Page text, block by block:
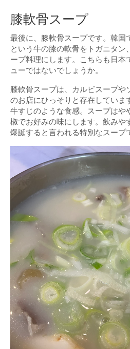
膝軟骨スープ
最後に、膝軟骨スープです。韓国
という牛の膝の軟骨をトガニタン
ープ料理にします。こちらも日本
ューではないでしょうか。
膝軟骨スープは、カルビスープや
のお店にひっそりと存在していま
牛すじのような食感。スープはや
椒でお好みの味にします。飲みや
爆誕すると言われる特別なスープ